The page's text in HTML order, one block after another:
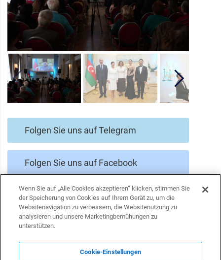
Folgen Sie uns auf Telegram
Folgen Sie uns auf Facebook
Folgen Sie uns auf Twitter
Wenn Sie auf „Alle Cookies akzeptieren“ klicken, stimmen Sie
der Speicherung von Cookies auf Ihrem Gerät zu, um die
Websitenavigation zu verbessern, die Websitenutzung zu
analysieren und unsere Marketingbemühungen zu
unterstützen.
Cookie-Einstellungen